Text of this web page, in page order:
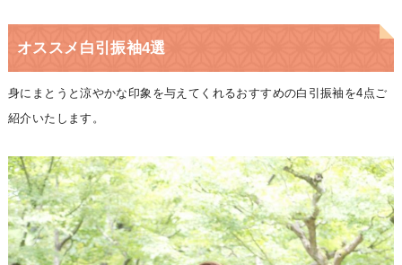
オススメ白引振袖4選
身にまとうと涼やかな印象を与えてくれるおすすめの白引振袖を4点ご
紹介いたします。